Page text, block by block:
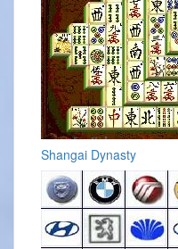
Shangai Dynasty